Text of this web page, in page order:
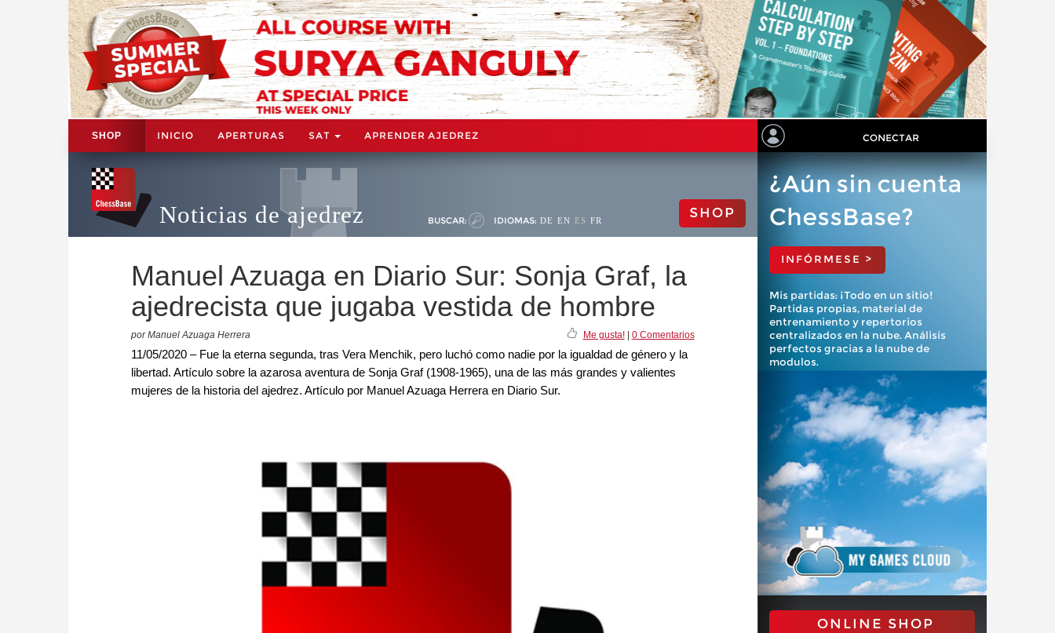
SHOP INICIO APERTURAS SAT APRENDER AJEDREZ CONECTAR
Noticias de ajedrez BUSCAR: IDIOMAS: DE EN ES FR SHOP
Manuel Azuaga en Diario Sur: Sonja Graf, la
ajedrecista que jugaba vestida de hombre
por Manuel Azuaga Herrera Me gusta!| 0 Comentarios
11/05/2020 – Fue la eterna segunda, tras Vera Menchik, pero luchó como nadie por la igualdad de género y la
libertad. Artículo sobre la azarosa aventura de Sonja Graf (1908-1965), una de las más grandes y valientes
mujeres de la historia del ajedrez. Artículo por Manuel Azuaga Herrera en Diario Sur.
¿Aún sin cuenta
ChessBase?
INFÓRMESE >
Mis partidas: ¡Todo en un sitio!
Partidas propias, material de
entrenamiento y repertorios
centralizados en la nube. Análisis
perfectos gracias a la nube de
modulos.
ONLINE SHOP